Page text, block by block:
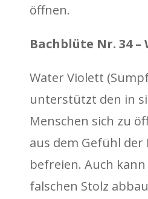
öffnen.
Bachblüte Nr. 34
Water Violett
unterstützt den in
Menschen sich zu
aus dem Gefühl der
befreien. Auch
falschen Stolz